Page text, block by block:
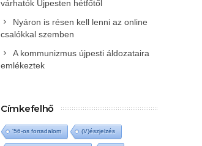
várhatók Újpesten hétfőtől
Nyáron is résen kell lenni az online
csalókkal szemben
A kommunizmus újpesti áldozataira
emlékeztek
Címkefelhő
'56-os forradalom (V)észjelzés